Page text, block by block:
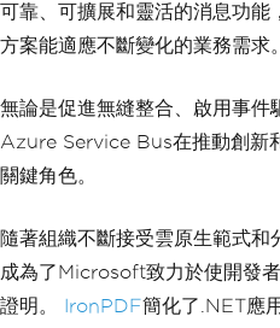
可靠、可擴展和靈活的消息功能
方案能適應不斷變化的業務需求。
無論是促進無縫整合、啟用事件
Azure Service Bus在推動創新
關鍵角色。
隨著組織不斷接受雲原生範式
成為了Microsoft致力於使開發
證明。 IronPDF簡化了.NET應